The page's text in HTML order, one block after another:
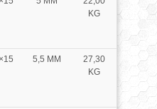
KG
5,5 MM
27,30
KG